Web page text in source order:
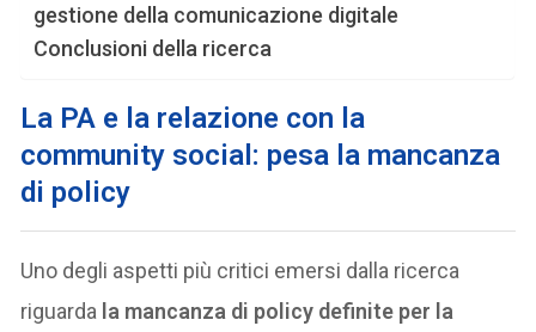
gestione della comunicazione digitale
Conclusioni della ricerca
La PA e la relazione con la
community social: pesa la mancanza
di policy
Uno degli aspetti più critici emersi dalla ricerca
riguarda la mancanza di policy definite per la